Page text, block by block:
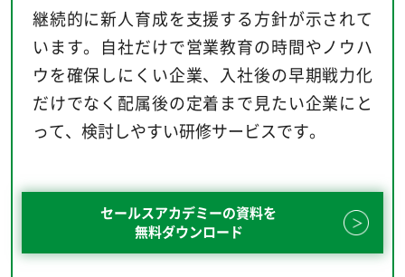
継続的に新人育成を支援する方針が示されて
います。自社だけで営業教育の時間やノウハ
ウを確保しにくい企業、入社後の早期戦力化
だけでなく配属後の定着まで見たい企業にと
って、検討しやすい研修サービスです。
セールスアカデミーの資料を
無料ダウンロード